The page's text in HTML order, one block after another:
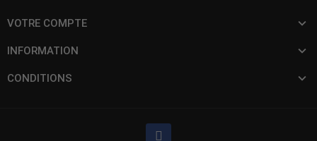
VOTRE COMPTE
INFORMATION
CONDITIONS